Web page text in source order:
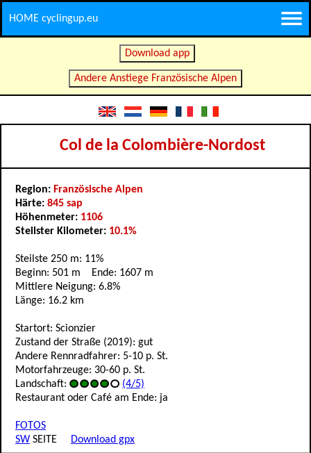
HOME cyclingup.eu
Download app
Andere Anstiege Französische Alpen
Col de la Colombière-Nordost
Region: Französische Alpen
Härte: 845 sap
Höhenmeter: 1106
Steilster Kilometer: 10.1%
Steilste 250 m: 11%
Beginn: 501 m Ende: 1607 m
Mittlere Neigung: 6.8%
Länge: 16.2 km
Startort: Scionzier
Zustand der Straße (2019): gut
Andere Rennradfahrer: 5-10 p. St.
Motorfahrzeuge: 30-60 p. St.
Landschaft:
(4/5)
Restaurant oder Café am Ende: ja
FOTOS
SW SEITE Download gpx